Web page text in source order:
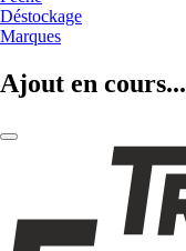
Déstockage
Marques
Ajout en cours...